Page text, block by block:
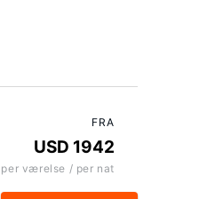
FRA
USD 1942
per værelse / per nat